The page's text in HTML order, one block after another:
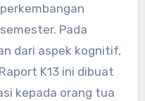
Pada
dari aspek kognitif,
K13 ini dibuat
kepada orang tua